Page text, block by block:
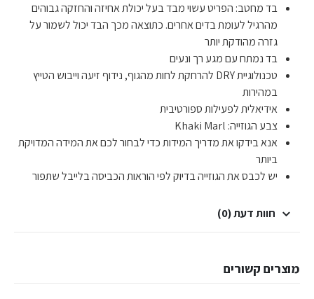
בד מחטב: הפריט עשוי מבד בעל יכולת אחיזה והחזקה גבוהים
מהרגיל לעומת בדים אחרים. כתוצאה מכך הבד יכול לשמור על
גזרה מהודקת יותר
בד נמתח עם מגע רך ונעים
טכנולוגיית DRY להרחקת לחות מהגוף, נידוף זיעה וייבוש הטייץ
במהירות
אידיאלית לפעילות ספורטיבית
צבע הגוזייה: Khaki Marl
אנא בידקו את מדריך המידות כדי לבחור לכם את המידה המדויקת
ביותר
יש לכבס את הגוזייה בדיוק לפי הוראות הכביסה בלייבל שתפור
חוות דעת (0)
מוצרים קשורים